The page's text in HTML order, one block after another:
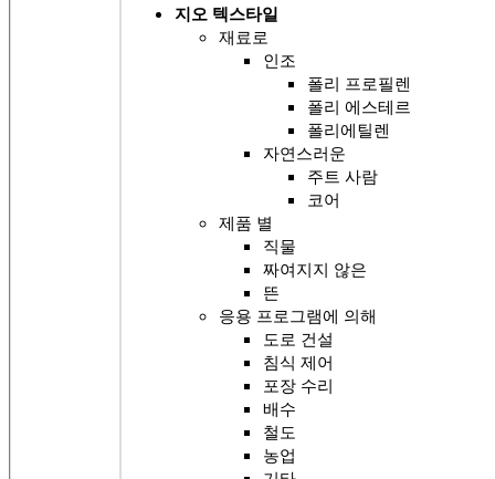
지오 텍스타일
재료로
인조
폴리 프로필렌
폴리 에스테르
폴리에틸렌
자연스러운
주트 사람
코어
제품 별
직물
짜여지지 않은
뜬
응용 프로그램에 의해
도로 건설
침식 제어
포장 수리
배수
철도
농업